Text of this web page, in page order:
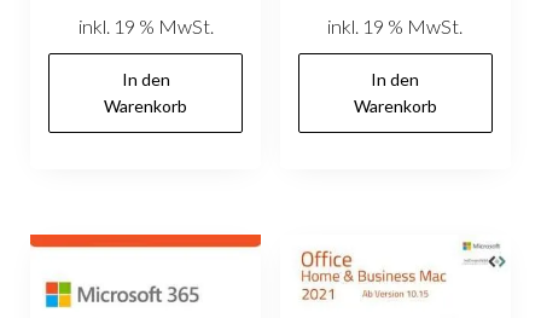
Preis
269,00 €
inkl. 19 % MwSt.
In den
Warenkorb
Preis
149,00 €
inkl. 19 % MwSt.
In den
Warenkorb